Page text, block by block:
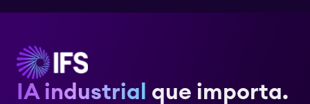
IA industrial que importa.